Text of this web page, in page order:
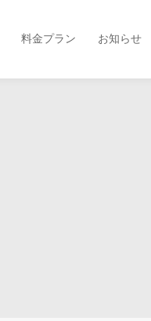
料金プラン お知らせ